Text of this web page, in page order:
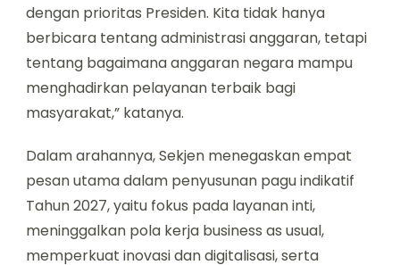
dengan prioritas Presiden. Kita tidak hanya
berbicara tentang administrasi anggaran, tetapi
tentang bagaimana anggaran negara mampu
menghadirkan pelayanan terbaik bagi
masyarakat,” katanya.
Dalam arahannya, Sekjen menegaskan empat
pesan utama dalam penyusunan pagu indikatif
Tahun 2027, yaitu fokus pada layanan inti,
meninggalkan pola kerja business as usual,
memperkuat inovasi dan digitalisasi, serta